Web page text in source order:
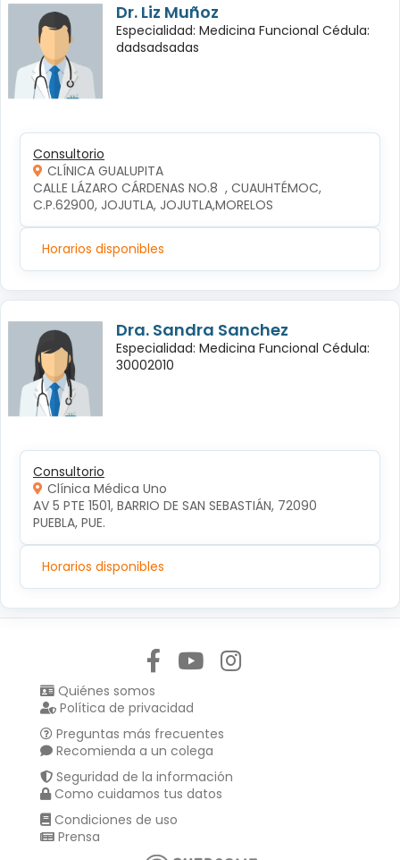
Dr. Liz Muñoz
Especialidad: Medicina Funcional Cédula:
dadsadsadas
Consultorio
CLÍNICA GUALUPITA
CALLE LÁZARO CÁRDENAS NO.8  , CUAUHTÉMOC,
C.P.62900, JOJUTLA, JOJUTLA,MORELOS
Horarios disponibles
Dra. Sandra Sanchez
Especialidad: Medicina Funcional Cédula:
30002010
Consultorio
Clínica Médica Uno
AV 5 PTE 1501, BARRIO DE SAN SEBASTIÁN, 72090
PUEBLA, PUE.
Horarios disponibles
Quiénes somos
Política de privacidad
Preguntas más frecuentes
Recomienda a un colega
Seguridad de la información
Como cuidamos tus datos
Condiciones de uso
Prensa